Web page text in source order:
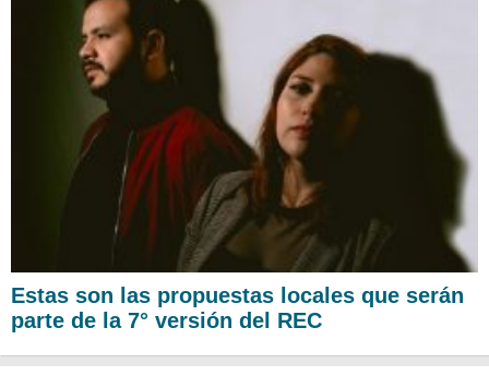
Estas son las propuestas locales que serán
parte de la 7° versión del REC